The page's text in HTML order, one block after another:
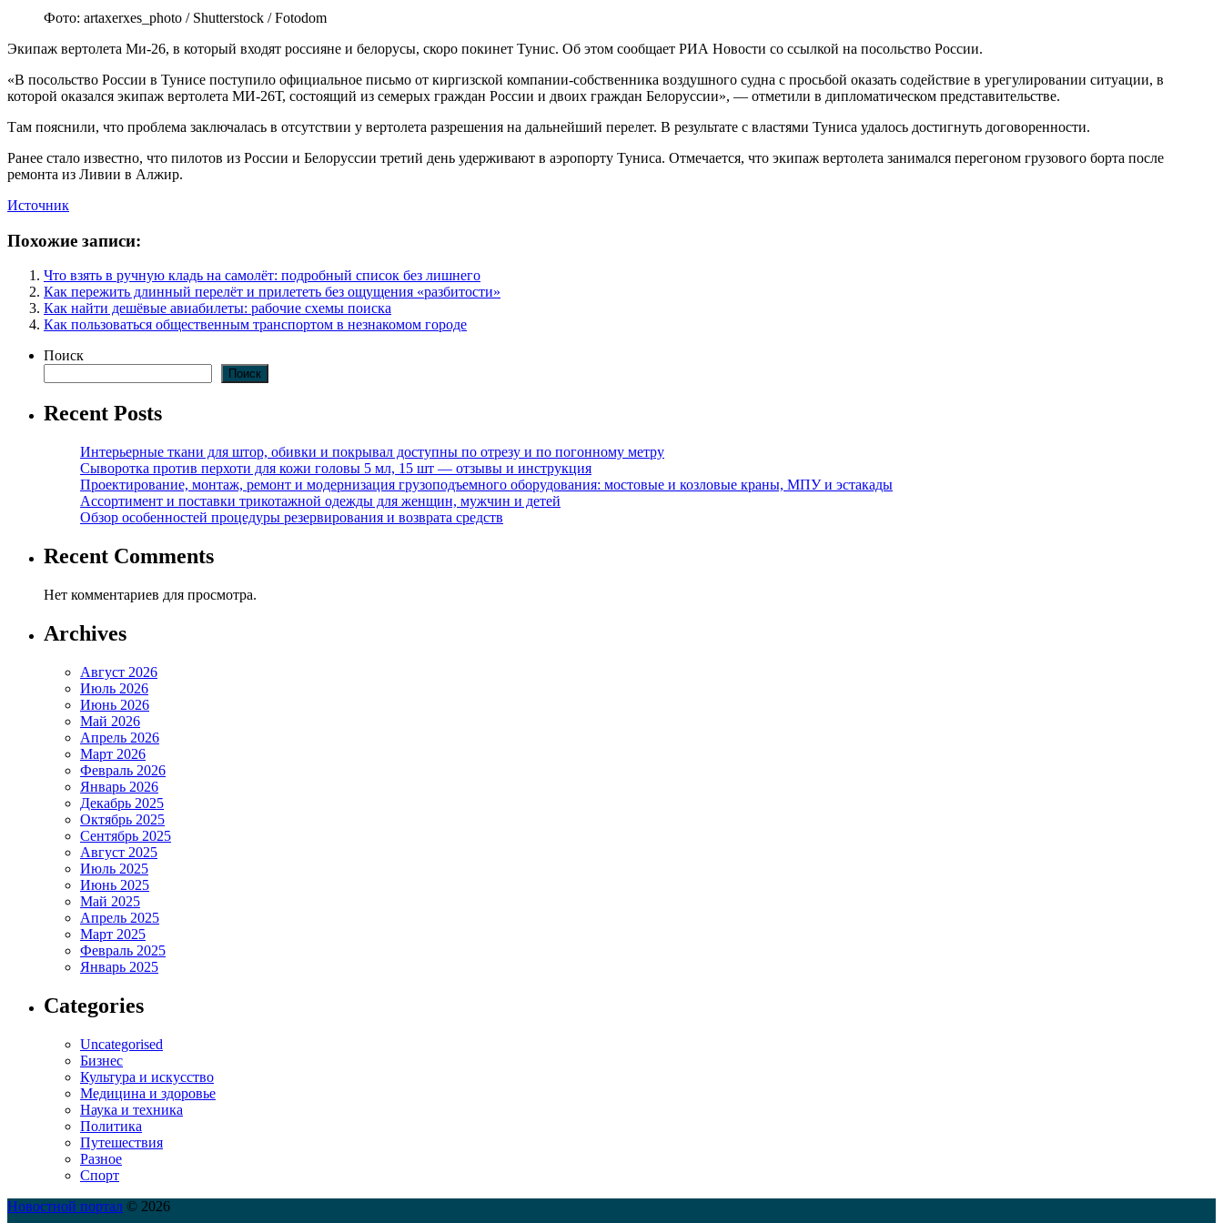
Фото: artaxerxes_photo / Shutterstock / Fotodom
Экипаж вертолета Ми-26, в который входят россияне и белорусы, скоро покинет Тунис. Об этом сообщает РИА Новости со ссылкой на посольство России.
«В посольство России в Тунисе поступило официальное письмо от киргизской компании-собственника воздушного судна с просьбой оказать содействие в урегулировании ситуации, в
которой оказался экипаж вертолета МИ-26Т, состоящий из семерых граждан России и двоих граждан Белоруссии», — отметили в дипломатическом представительстве.
Там пояснили, что проблема заключалась в отсутствии у вертолета разрешения на дальнейший перелет. В результате с властями Туниса удалось достигнуть договоренности.
Ранее стало известно, что пилотов из России и Белоруссии третий день удерживают в аэропорту Туниса. Отмечается, что экипаж вертолета занимался перегоном грузового борта после
ремонта из Ливии в Алжир.
Источник
Похожие записи:
Что взять в ручную кладь на самолёт: подробный список без лишнего
Как пережить длинный перелёт и прилететь без ощущения «разбитости»
Как найти дешёвые авиабилеты: рабочие схемы поиска
Как пользоваться общественным транспортом в незнакомом городе
Поиск
Поиск
Recent Posts
Интерьерные ткани для штор, обивки и покрывал доступны по отрезу и по погонному метру
Сыворотка против перхоти для кожи головы 5 мл, 15 шт — отзывы и инструкция
Проектирование, монтаж, ремонт и модернизация грузоподъемного оборудования: мостовые и козловые краны, МПУ и эстакады
Ассортимент и поставки трикотажной одежды для женщин, мужчин и детей
Обзор особенностей процедуры резервирования и возврата средств
Recent Comments
Нет комментариев для просмотра.
Archives
Август 2026
Июль 2026
Июнь 2026
Май 2026
Апрель 2026
Март 2026
Февраль 2026
Январь 2026
Декабрь 2025
Октябрь 2025
Сентябрь 2025
Август 2025
Июль 2025
Июнь 2025
Май 2025
Апрель 2025
Март 2025
Февраль 2025
Январь 2025
Categories
Uncategorised
Бизнес
Культура и искусство
Медицина и здоровье
Наука и техника
Политика
Путешествия
Разное
Спорт
Новостной портал © 2026